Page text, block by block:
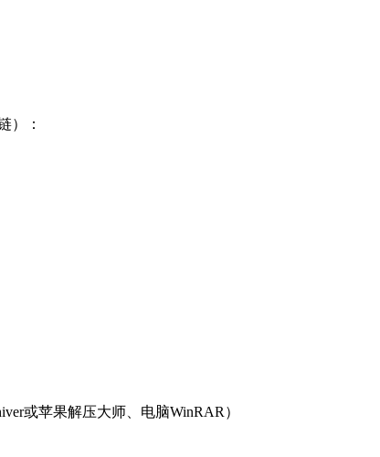
）：
或苹果解压大师、电脑WinRAR）